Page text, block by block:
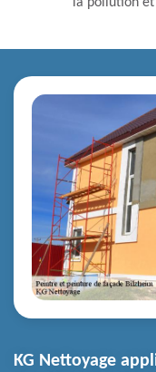
KG Nettoyage